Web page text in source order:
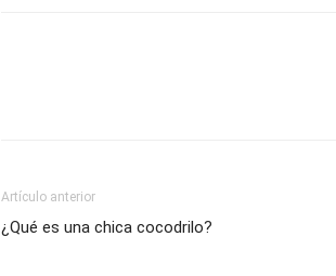
Artículo anterior
¿Qué es una chica cocodrilo?